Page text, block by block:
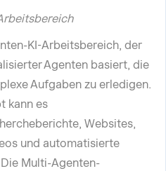
KI-Arbeitsbereich, der
Agenten basiert, die
Aufgaben zu erledigen.
kann es
Websites,
und automatisierte
Multi-Agenten-